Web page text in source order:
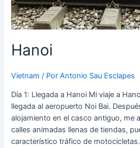
Hanoi
Vietnam / PorAntonio Sau Esclapes
Día 1: Llegada a Hanoi Mi viaje a
llegada al aeropuerto Noi Bai.
alojamiento en el casco antiguo, me
calles animadas llenas de tiendas,
característico tráfico de